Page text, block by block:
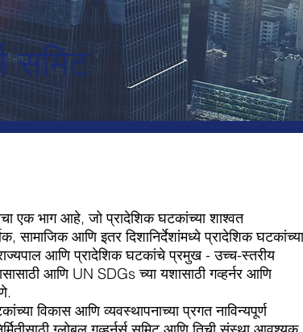
समिट
एक भाग आहे, जो प्रादेशिक घटकांच्या शाश्वत
सामाजिक आणि इतर दिशानिर्देशांमध्ये प्रादेशिक घटकांच्या
राज्यपाल आणि प्रादेशिक घटकांचे प्रमुख - उच्च-स्तरीय
आणि UN SDGs च्या यशासाठी गव्हर्नर आणि
विकास आणि व्यवस्थापनाच्या प्रगत नाविन्यपूर्ण